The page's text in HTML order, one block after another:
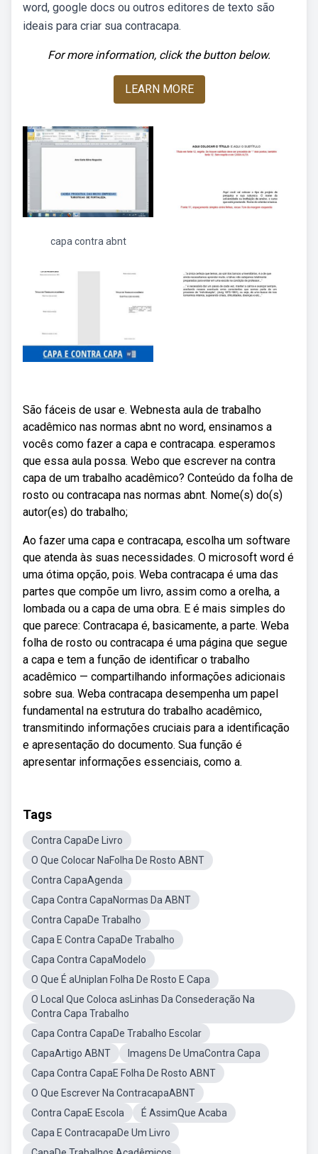
word, google docs ou outros editores de texto são
ideais para criar sua contracapa.
For more information, click the button below.
LEARN MORE
capa contra abnt
São fáceis de usar e. Webnesta aula de trabalho
acadêmico nas normas abnt no word, ensinamos a
vocês como fazer a capa e contracapa. esperamos
que essa aula possa. Webo que escrever na contra
capa de um trabalho acadêmico? Conteúdo da folha de
rosto ou contracapa nas normas abnt. Nome(s) do(s)
autor(es) do trabalho;
Ao fazer uma capa e contracapa, escolha um software
que atenda às suas necessidades. O microsoft word é
uma ótima opção, pois. Weba contracapa é uma das
partes que compõe um livro, assim como a orelha, a
lombada ou a capa de uma obra. E é mais simples do
que parece: Contracapa é, basicamente, a parte. Weba
folha de rosto ou contracapa é uma página que segue
a capa e tem a função de identificar o trabalho
acadêmico — compartilhando informações adicionais
sobre sua. Weba contracapa desempenha um papel
fundamental na estrutura do trabalho acadêmico,
transmitindo informações cruciais para a identificação
e apresentação do documento. Sua função é
apresentar informações essenciais, como a.
Tags
Contra CapaDe Livro
O Que Colocar NaFolha De Rosto ABNT
Contra CapaAgenda
Capa Contra CapaNormas Da ABNT
Contra CapaDe Trabalho
Capa E Contra CapaDe Trabalho
Capa Contra CapaModelo
O Que É aUniplan Folha De Rosto E Capa
O Local Que Coloca asLinhas Da Consederação Na
Contra Capa Trabalho
Capa Contra CapaDe Trabalho Escolar
CapaArtigo ABNT
Imagens De UmaContra Capa
Capa Contra CapaE Folha De Rosto ABNT
O Que Escrever Na ContracapaABNT
Contra CapaE Escola
É AssimQue Acaba
Capa E ContracapaDe Um Livro